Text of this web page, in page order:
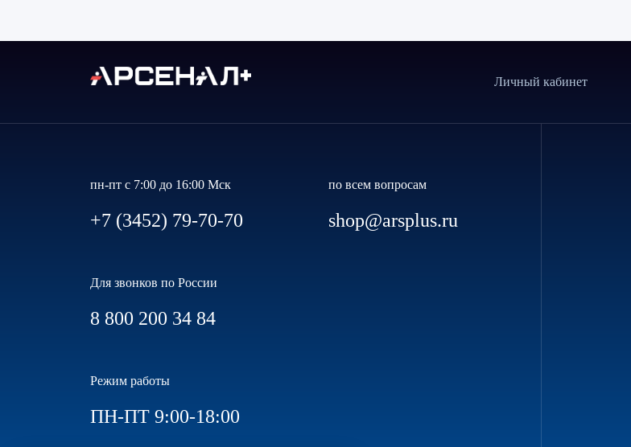
Личный кабинет
пн-пт с 7:00 до 16:00 Мск
+7 (3452) 79-70-70
по всем вопросам
shop@arsplus.ru
Для звонков по России
8 800 200 34 84
Режим работы
ПН-ПТ 9:00-18:00